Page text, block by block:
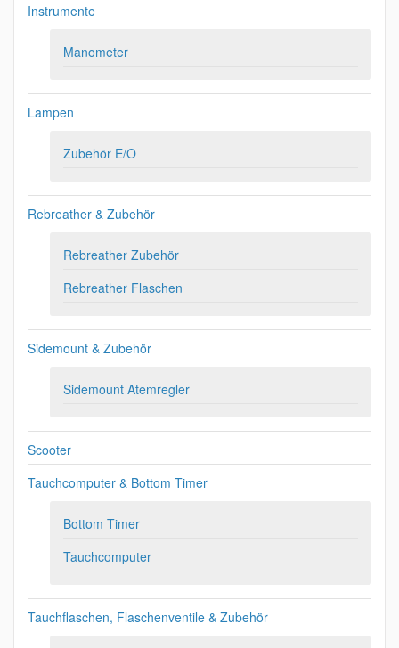
Instrumente
Manometer
Lampen
Zubehör E/O
Rebreather & Zubehör
Rebreather Zubehör
Rebreather Flaschen
Sidemount & Zubehör
Sidemount Atemregler
Scooter
Tauchcomputer & Bottom Timer
Bottom Timer
Tauchcomputer
Tauchflaschen, Flaschenventile & Zubehör